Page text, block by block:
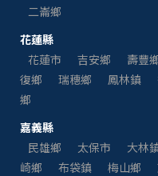
二崙鄉
花蓮縣
花蓮市
吉安鄉 壽豐
復鄉
瑞穗鄉 鳳林鎮
鄉
嘉義縣
民雄鄉
太保市 大林
崎鄉
布袋鎮 梅山鄉